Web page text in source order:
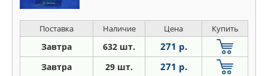
Поставка Наличие Цена Купить
Завтра 632 шт. 271 р.
Завтра 29 шт. 271 р.